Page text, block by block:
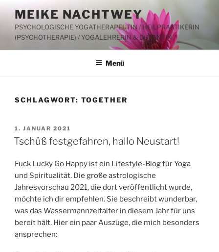
Inhalt
springen
MEIKE NACHTWEY
PSYCHOLOGISCHE YOGATHERAPEUTIN / HEILPRAKTIKERIN
(PSYCHOTHERAPIE) / YOGALEHRERIN & DOZENTIN
Menü
SCHLAGWORT: TOGETHER
VERÖFFENTLICHT
AM
1. JANUAR 2021
Tschüß festgefahren, hallo Neustart!
Fuck Lucky Go Happy ist ein Lifestyle-Blog für Yoga
und Spiritualität. Die große astrologische
Jahresvorschau 2021, die dort veröffentlicht wurde,
möchte ich dir empfehlen. Sie beschreibt wunderbar,
was das Wassermannzeitalter in diesem Jahr für uns
bereit hält. Hier ein paar Auszüge, die mich besonders
ansprechen: